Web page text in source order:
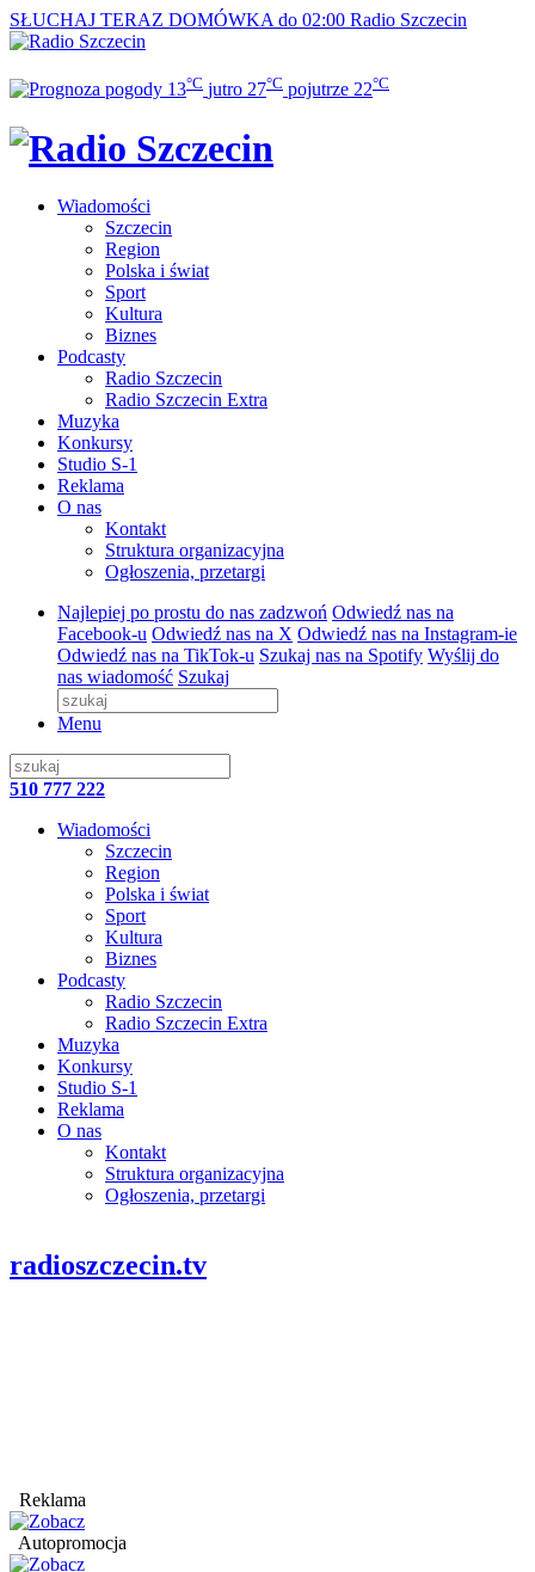
SŁUCHAJ TERAZ DOMÓWKA do 02:00 Radio Szczecin
13°C jutro 27°C pojutrze 22°C
Wiadomości
Szczecin
Region
Polska i świat
Sport
Kultura
Biznes
Podcasty
Radio Szczecin
Radio Szczecin Extra
Muzyka
Konkursy
Studio S-1
Reklama
O nas
Kontakt
Struktura organizacyjna
Ogłoszenia, przetargi
Najlepiej po prostu do nas zadzwoń Odwiedź nas na
Facebook-u Odwiedź nas na X Odwiedź nas na Instagram-ie
Odwiedź nas na TikTok-u Szukaj nas na Spotify Wyślij do
nas wiadomość Szukaj
Menu
510 777 222
Wiadomości
Szczecin
Region
Polska i świat
Sport
Kultura
Biznes
Podcasty
Radio Szczecin
Radio Szczecin Extra
Muzyka
Konkursy
Studio S-1
Reklama
O nas
Kontakt
Struktura organizacyjna
Ogłoszenia, przetargi
radioszczecin.tv
Reklama
Autopromocja